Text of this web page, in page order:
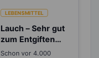
LEBENSMITTEL
Lauch – Sehr gut
zum Entgiften
und Detoxen
Schon vor 4.000